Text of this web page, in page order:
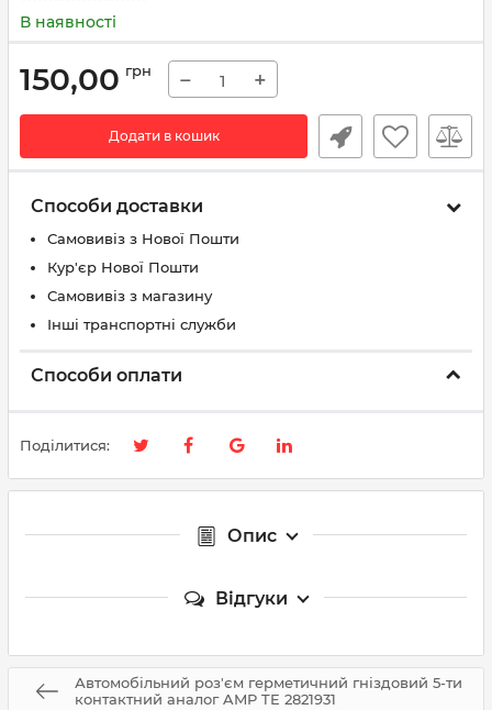
В наявності
150,00 грн − +
Додати в кошик
Способи доставки
Самовивіз з Нової Пошти
Кур'єр Нової Пошти
Самовивіз з магазину
Інші транспортні служби
Способи оплати
Поділитися:
Опис
Відгуки
Автомобільний роз'єм герметичний гніздовий 5-ти
контактний аналог AMP TE 2821931